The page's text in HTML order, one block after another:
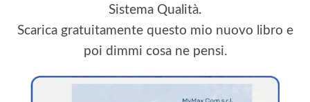
Sistema Qualità.
Scarica gratuitamente questo mio nuovo libro e
poi dimmi cosa ne pensi.